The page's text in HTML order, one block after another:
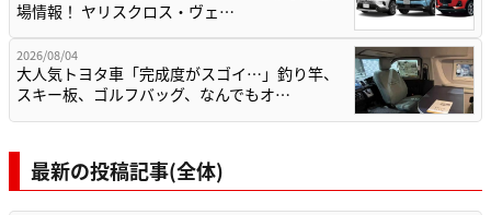
場情報！ ヤリスクロス・ヴェ…
2026/08/04
大人気トヨタ車「完成度がスゴイ…」釣り竿、
スキー板、ゴルフバッグ、なんでもオ…
最新の投稿記事(全体)